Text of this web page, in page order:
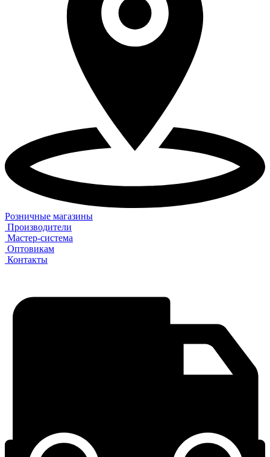
Розничные магазины
Производители
Мастер-система
Оптовикам
Контакты